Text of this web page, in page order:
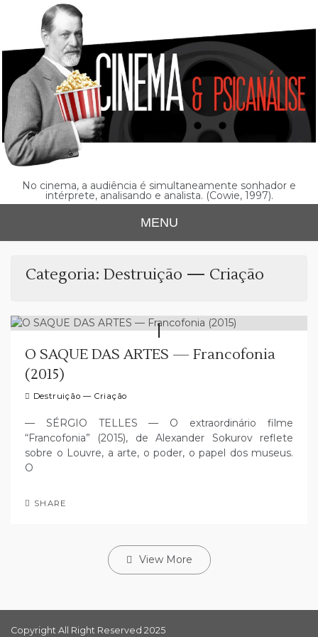
No cinema, a audiência é simultaneamente sonhador e
intérprete, analisando e analista. (Cowie, 1997).
MENU
Categoria: Destruição — Criação
O SAQUE DAS ARTES — Francofonia
(2015)
Destruição — Criação
— SÉRGIO TELLES — O extraordinário filme
“Francofonia” (2015), de Alexander Sokurov reflete
sobre o Louvre, a arte, o poder, o papel dos museus.
O
SHARE
View More
Copyright All Right Reserved 2025